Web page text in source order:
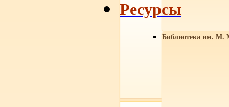
Библиотека им. М.
Ресурсы